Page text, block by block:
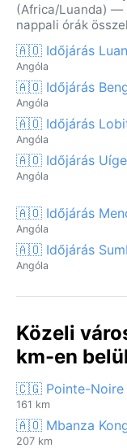
(Africa/Luanda) —
nappali órák
🇦🇴 Időjárás
Angóla
🇦🇴 Időjárás
Angóla
🇦🇴 Időjárás
Angóla
🇦🇴 Időjárás Uíge
Angóla
🇦🇴 Időjárás
Angóla
🇦🇴 Időjárás
Angóla
Közeli
km-en
🇨🇬 Pointe-Noire
161 km
🇦🇴 Mbanza
207 km